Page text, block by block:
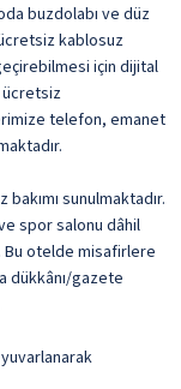
buzdolabı ve düz
kablosuz
için dijital
ücretsiz
telefon, emanet
sunulmaktadır.
spor salonu dâhil
Bu otelde misafirlere
dükkânı/gazete